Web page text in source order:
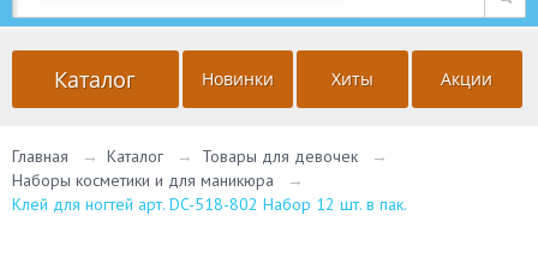
Каталог Новинки Хиты Акции
Главная → Каталог → Товары для девочек
→
Наборы косметики и для маникюра
→
Клей для ногтей арт. DC-518-802 Набор 12 шт. в пак.